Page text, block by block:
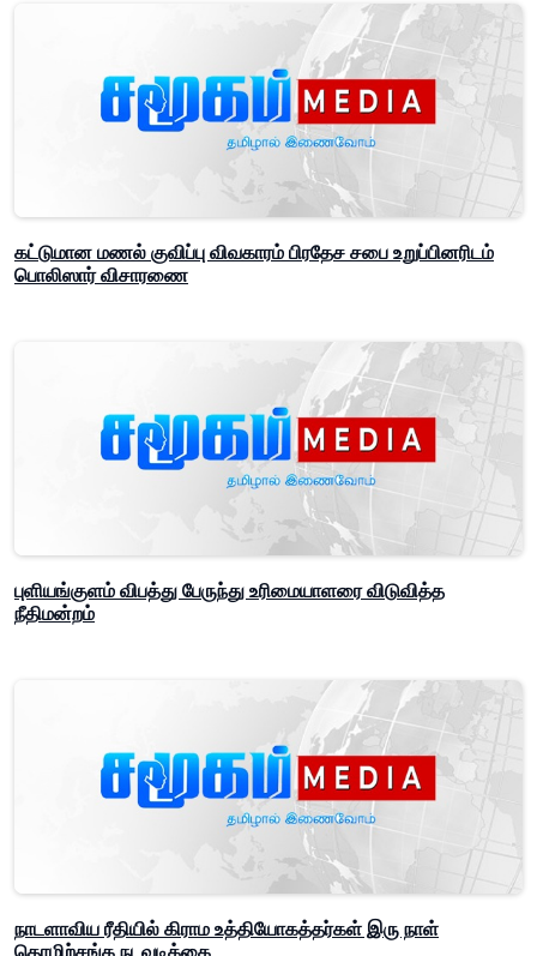
கட்டுமான மணல் குவிப்பு விவகாரம் பிரதேச சபை உறுப்பினரிடம்
பொலிஸார் விசாரணை
புளியங்குளம் விபத்து பேருந்து உரிமையாளரை விடுவித்த
நீதிமன்றம்
நாடளாவிய ரீதியில் கிராம உத்தியோகத்தர்கள் இரு நாள்